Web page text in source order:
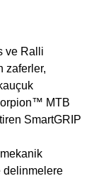
ve Ralli
zaferler,
MTB
SmartGRIP
delinmelere